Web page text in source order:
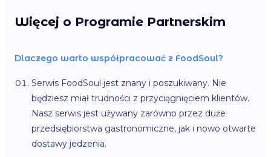
Więcej o Programie Partnerskim
Dlaczego warto współpracować z FoodSoul?
Serwis FoodSoul jest znany i poszukiwany. Nie
będziesz miał trudności z przyciągnięciem klientów.
Nasz serwis jest używany zarówno przez duże
przedsiębiorstwa gastronomiczne, jak i nowo otwarte
dostawy jedzenia.